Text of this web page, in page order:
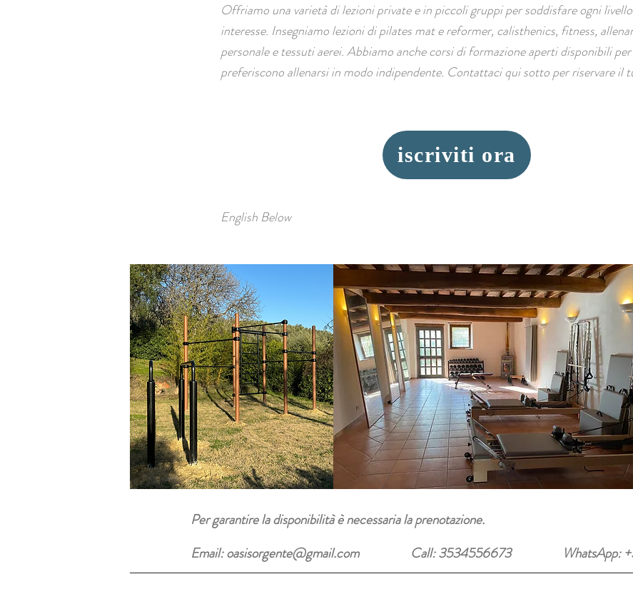
Offriamo una varietà di lezioni private e in piccoli gruppi per soddisfare ogni
interesse. Insegniamo lezioni di pilates mat e reformer, calisthenics, fitness,
personale e tessutiaerei. Abbiamo anche corsi di formazione aperti disponibili
preferiscono allenarsi in modo indipendente. Contattaci qui sotto per riservare il
English Below
iscriviti ora
Per garantire la disponibilità è necessaria la prenotazione.
Email:oasisorgente@gmail.comCall: 3534556673 WhatsApp: